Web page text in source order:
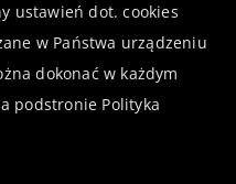
ustawień dot. cookies
w Państwa urządzeniu
dokonać w każdym
podstronie Polityka